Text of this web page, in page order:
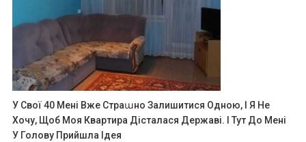
У Свої 40 Мені Вже Страաно Залишитися Одною, І Я Не
Хочу, Щоб Моя Квартира Дісталася Державі. І Тут До Мені
У Голову Прийшла Ідея